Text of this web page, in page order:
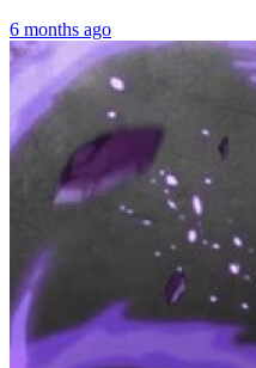
6 months ago